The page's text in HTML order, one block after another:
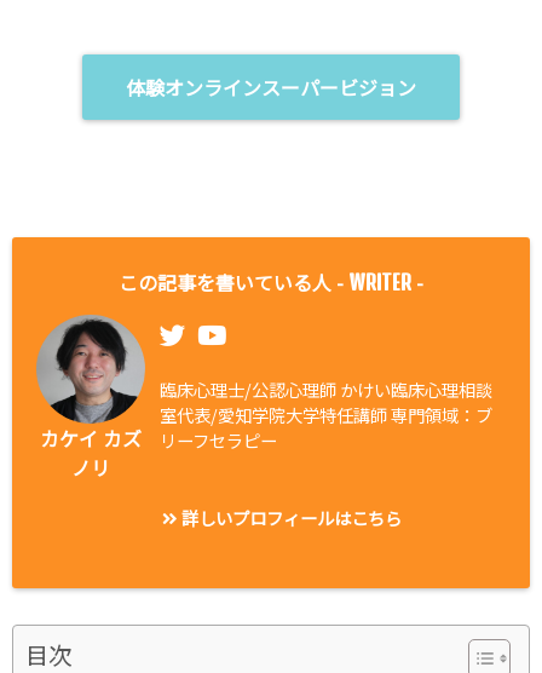
体験オンラインスーパービジョン
この記事を書いている人 - WRITER -
カケイ カズ
ノリ
臨床心理士/公認心理師 かけい臨床心理相談
室代表/愛知学院大学特任講師 専門領域：ブ
リーフセラピー
詳しいプロフィールはこちら
目次